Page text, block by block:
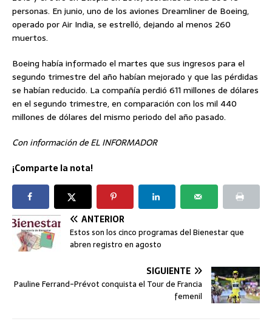
personas. En junio, uno de los aviones Dreamliner de Boeing,
operado por Air India, se estrelló, dejando al menos 260
muertos.
Boeing había informado el martes que sus ingresos para el
segundo trimestre del año habían mejorado y que las pérdidas
se habían reducido. La compañía perdió 611 millones de dólares
en el segundo trimestre, en comparación con los mil 440
millones de dólares del mismo periodo del año pasado.
Con información de EL INFORMADOR
¡Comparte la nota!
ANTERIOR
Estos son los cinco programas del Bienestar que
abren registro en agosto
SIGUIENTE
Pauline Ferrand-Prévot conquista el Tour de Francia
femenil